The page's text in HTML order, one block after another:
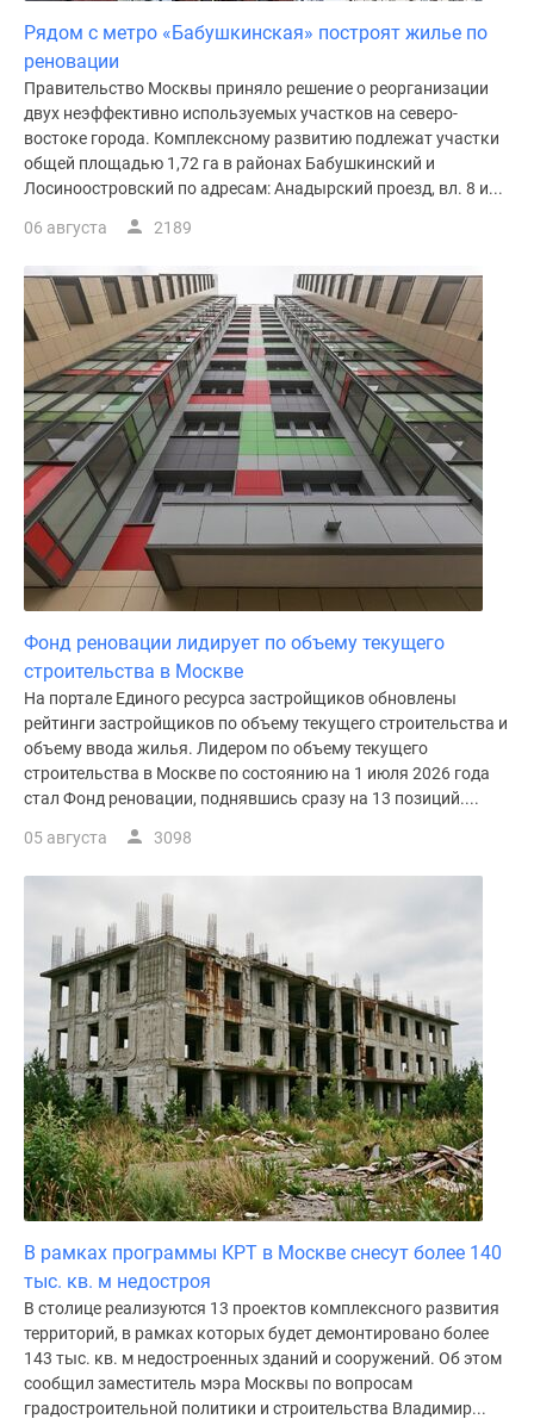
коттеджи
Коттеджные
поселки
Новой
Москве
коттеджные
поселки
Строящиеся
коттеджные
поселки
Коттеджные
поселки
лесу
Коттеджные
поселки
водоема
Коттеджные
поселки
ипотеку
Бизнес-
центры
Скидки
Рядом с метро «Бабушкинская» построят жилье по
реновации
Правительство Москвы приняло решение о реорганизации
двух неэффективно используемых участков на северо-
востоке города. Комплексному развитию подлежат участки
общей площадью 1,72 га в районах Бабушкинский и
Лосиноостровский по адресам: Анадырский проезд, вл. 8 и...
06 августа 2189
Фонд реновации лидирует по объему текущего
строительства в Москве
На портале Единого ресурса застройщиков обновлены
рейтинги застройщиков по объему текущего строительства и
объему ввода жилья. Лидером по объему текущего
строительства в Москве по состоянию на 1 июля 2026 года
стал Фонд реновации, поднявшись сразу на 13 позиций....
05 августа 3098
В рамках программы КРТ в Москве снесут более 140
тыс. кв. м недостроя
В столице реализуются 13 проектов комплексного развития
территорий, в рамках которых будет демонтировано более
143 тыс. кв. м недостроенных зданий и сооружений. Об этом
сообщил заместитель мэра Москвы по вопросам
градостроительной политики и строительства Владимир...